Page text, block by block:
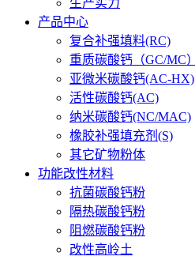
生产实力
产品中心
复合补强填料(RC)
重质碳酸钙（GC/MC）
亚微米碳酸钙(AC-HX)
活性碳酸钙(AC)
纳米碳酸钙(NC/MAC)
橡胶补强填充剂(S)
其它矿物粉体
功能改性材料
抗菌碳酸钙粉
隔热碳酸钙粉
阻燃碳酸钙粉
改性高岭土